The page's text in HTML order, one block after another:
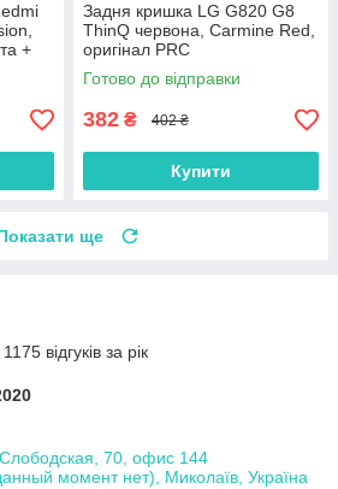
+
Задня кришка LG G820 G8
ThinQ червона, Carmine Red,
оригінал PRC
Готово до відправки
382 ₴ 402 ₴
Купити
ще
відгуків за рік
70, офис 144
момент нет), Миколаїв, Україна